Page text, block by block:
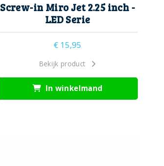
Screw-in Miro Jet 2.25 inch -
LED Serie
€ 15,95
Bekijk product
In winkelmand